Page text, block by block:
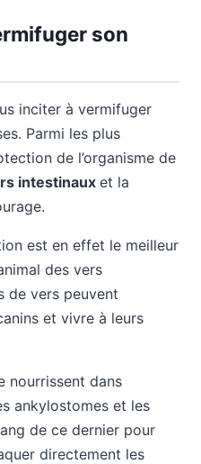
son
inciter à vermifuger
Parmi les plus
de l’organisme de
intestinauxet la
est en effet le meilleur
des vers
de vers peuvent
et vivre à leurs
nourrissent dans
ankylostomes et les
de ce dernier pour
directement les